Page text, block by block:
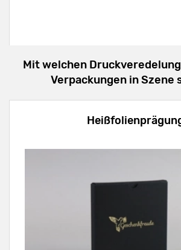
Mit welchen
Verpackungen in Szene